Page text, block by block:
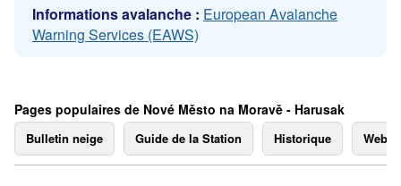
Informations avalanche : European Avalanche
Warning Services (EAWS)
Pages populaires de Nové Město na Moravě - Harusak
Bulletin neige Guide de la Station Historique